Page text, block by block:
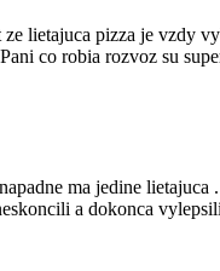
lietajuca pizza je vzdy
co robia rozvoz su
ma jedine
a dokonca